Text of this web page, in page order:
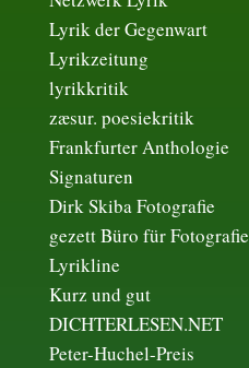
Lyrik der Gegenwart
Lyrikzeitung
lyrikkritik
zæsur. poesiekritik
Frankfurter Anthologie
Signaturen
Dirk Skiba Fotografie
gezett Büro für Fotografie
Lyrikline
Kurz und gut
DICHTERLESEN.NET
Peter-Huchel-Preis